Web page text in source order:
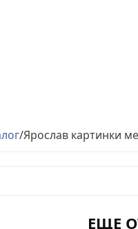
/Ярослав картинки
ЕЩЕ